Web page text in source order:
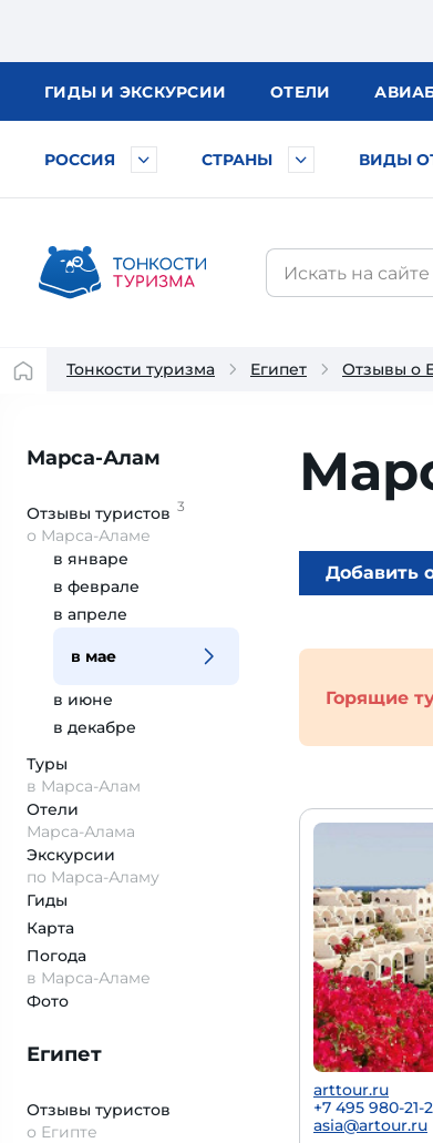
ГИДЫ И ЭКСКУРСИИ ОТЕЛИ АВИА
РОССИЯ СТРАНЫ ВИДЫ
Тонкости туризма Египет Отзывы о
Марса-Алам
Отзывы туристов 3
о Марса-Аламе
в январе
в феврале
в апреле
в мае
в июне
в декабре
Туры
в Марса-Алам
Отели
Марса-Алама
Экскурсии
по Марса-Аламу
Гиды
Карта
Погода
в Марса-Аламе
Фото
Египет
Отзывы туристов
о Египте
Добавить
Горящие
arttour.ru
+7 495 980-21-
asia@artour.ru